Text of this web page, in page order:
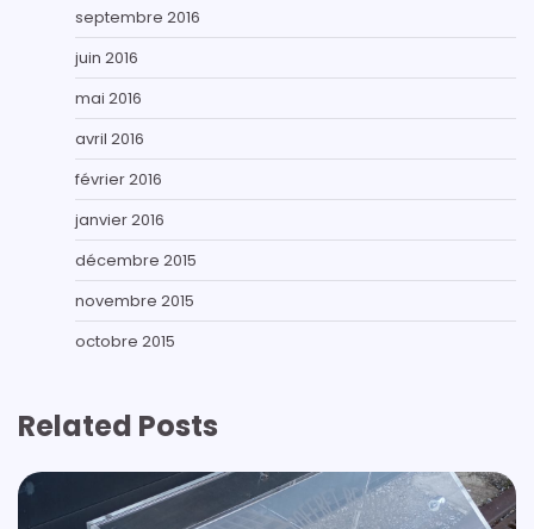
septembre 2016
juin 2016
mai 2016
avril 2016
février 2016
janvier 2016
décembre 2015
novembre 2015
octobre 2015
Related Posts